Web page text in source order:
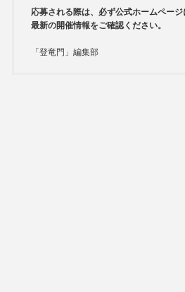
応募される際は、必ず公式ホームページ
最新の開催情報をご確認ください。
「登竜門」編集部